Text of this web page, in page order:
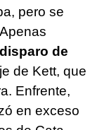
pero se
disparo de
de Kett, que
Enfrente,
en exceso